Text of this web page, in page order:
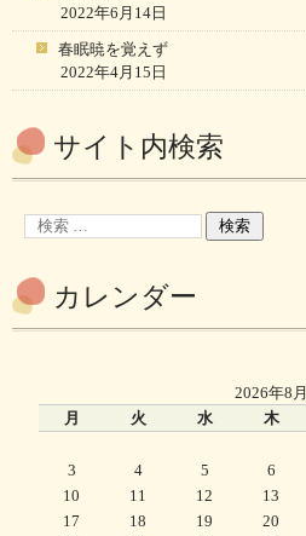
2022年6月14日
春眠暁を覚えず
2022年4月15日
サイト内検索
カレンダー
2026年8月
月
火 水 木
3
4 5 6
10
11 12 13
17
18 19 20